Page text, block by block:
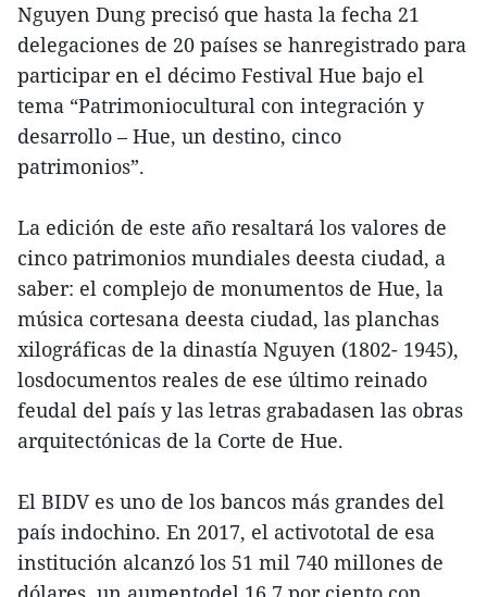
Nguyen Dung precisó que hasta la fecha 21
delegaciones de 20 países se hanregistrado para
participar en el décimo Festival Hue bajo el
tema “Patrimoniocultural con integración y
desarrollo – Hue, un destino, cinco
patrimonios”.
La edición de este año resaltará los valores de
cinco patrimonios mundiales deesta ciudad, a
saber: el complejo de monumentos de Hue, la
música cortesana deesta ciudad, las planchas
xilográficas de la dinastía Nguyen (1802- 1945),
losdocumentos reales de ese último reinado
feudal del país y las letras grabadasen las obras
arquitectónicas de la Corte de Hue.
El BIDV es uno de los bancos más grandes del
país indochino. En 2017, el activototal de esa
institución alcanzó los 51 mil 740 millones de